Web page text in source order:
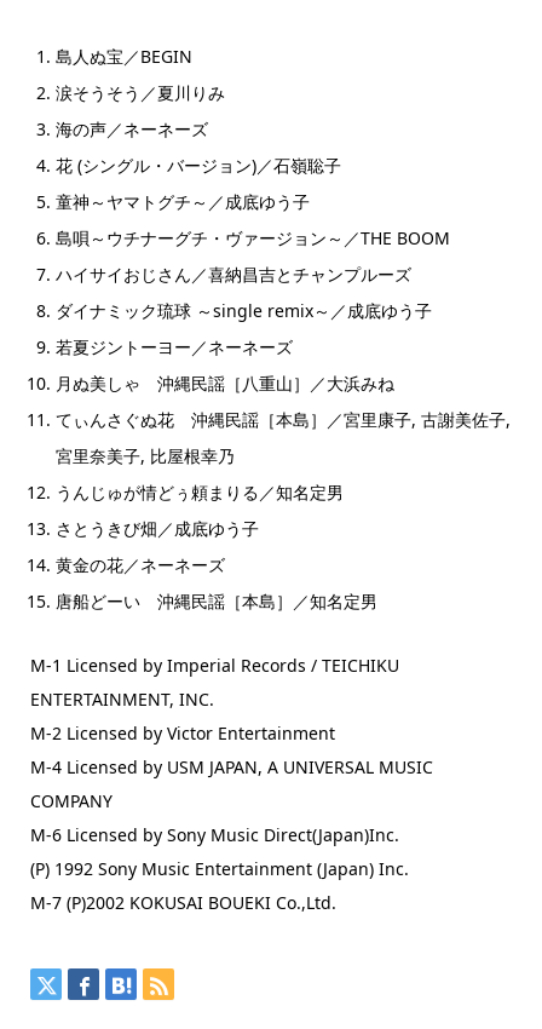
島人ぬ宝／BEGIN
涙そうそう／夏川りみ
海の声／ネーネーズ
花 (シングル・バージョン)／石嶺聡子
童神～ヤマトグチ～／成底ゆう子
島唄～ウチナーグチ・ヴァージョン～／THE BOOM
ハイサイおじさん／喜納昌吉とチャンプルーズ
ダイナミック琉球 ～single remix～／成底ゆう子
若夏ジントーヨー／ネーネーズ
月ぬ美しゃ 沖縄民謡［八重山］／大浜みね
てぃんさぐぬ花 沖縄民謡［本島］／宮里康子, 古謝美佐子,
宮里奈美子, 比屋根幸乃
うんじゅが情どぅ頼まりる／知名定男
さとうきび畑／成底ゆう子
黄金の花／ネーネーズ
唐船どーい 沖縄民謡［本島］／知名定男
M-1 Licensed by Imperial Records / TEICHIKU
ENTERTAINMENT, INC.
M-2 Licensed by Victor Entertainment
M-4 Licensed by USM JAPAN, A UNIVERSAL MUSIC
COMPANY
M-6 Licensed by Sony Music Direct(Japan)Inc.
(P) 1992 Sony Music Entertainment (Japan) Inc.
M-7 (P)2002 KOKUSAI BOUEKI Co.,Ltd.